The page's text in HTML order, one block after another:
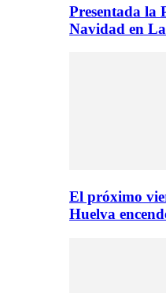
Presentada la
Navidad en
El próximo
Huelva